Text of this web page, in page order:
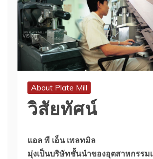
About Plate Mill
วิสัยทัศน์
แอล พี เอ็น เพลทมิล
มุ่งเป็นบริษัทชั้นนำของอุตสาหกรรม